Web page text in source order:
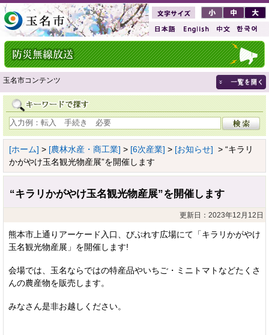
玉名市コンテンツ
[ホーム] > [農林水産・商工業] > [6次産業] > [お知らせ] > “キラリ
かがやけ玉名観光物産展”を開催します
“キラリかがやけ玉名観光物産展”を開催します
更新日：2023年12月12日
熊本市上通りアーケード入口、びぷれす広場にて「キラリかがやけ
玉名観光物産展」を開催します!
会場では、玉名ならではの特産品やいちご・ミニトマトなどたくさ
んの農産物を販売します。
みなさん是非お越しください。